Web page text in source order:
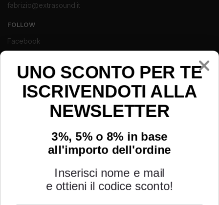
fabrizio@extrasound.it
FOLLOW
Facebook
Instagram
Youtube
UNO SCONTO PER TE
ISCRIVENDOTI ALLA
NEWSLETTER
3%, 5% o 8% in base
all'importo dell'ordine
Inserisci nome e mail
e ottieni il codice sconto!